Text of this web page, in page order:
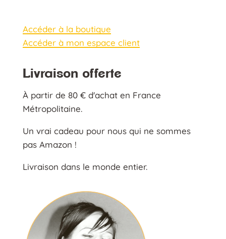
Accéder à la boutique
Accéder à mon espace client
Livraison offerte
À partir de 80 € d'achat en France
Métropolitaine.
Un vrai cadeau pour nous qui ne sommes
pas Amazon !
Livraison dans le monde entier.